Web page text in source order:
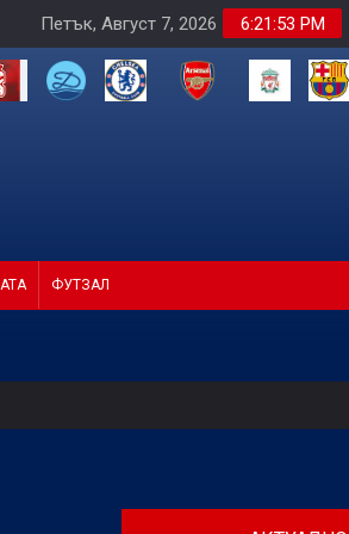
6:21:54 PM
Петък, Август 7, 2026
ФУТЗАЛ